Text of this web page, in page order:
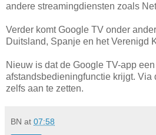
andere streamingdiensten zoals
Verder komt Google TV onder
Duitsland, Spanje en het Verenigd
Nieuw is dat de Google TV-app een
afstandsbedieningfunctie krijgt. Via
zelfs aan te zetten.
BN at 07:58